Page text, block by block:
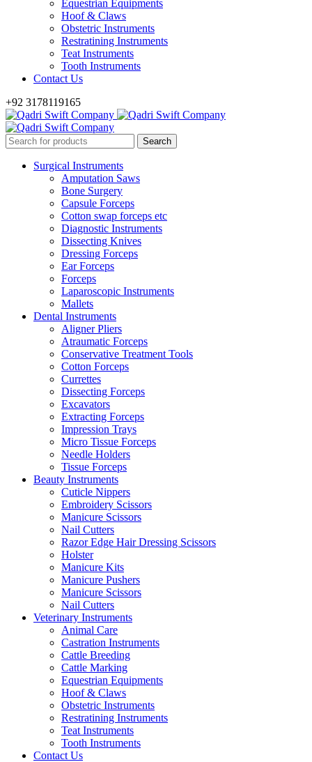
Equestrian Equipments
Hoof & Claws
Obstetric Instruments
Restratining Instruments
Teat Instruments
Tooth Instruments
Contact Us
+92 3178119165
Surgical Instruments
Amputation Saws
Bone Surgery
Capsule Forceps
Cotton swap forceps etc
Diagnostic Instruments
Dissecting Knives
Dressing Forceps
Ear Forceps
Forceps
Laparoscopic Instruments
Mallets
Dental Instruments
Aligner Pliers
Atraumatic Forceps
Conservative Treatment Tools
Cotton Forceps
Currettes
Dissecting Forceps
Excavators
Extracting Forceps
Impression Trays
Micro Tissue Forceps
Needle Holders
Tissue Forceps
Beauty Instruments
Cuticle Nippers
Embroidery Scissors
Manicure Scissors
Nail Cutters
Razor Edge Hair Dressing Scissors
Holster
Manicure Kits
Manicure Pushers
Manicure Scissors
Nail Cutters
Veterinary Instruments
Animal Care
Castration Instruments
Cattle Breeding
Cattle Marking
Equestrian Equipments
Hoof & Claws
Obstetric Instruments
Restratining Instruments
Teat Instruments
Tooth Instruments
Contact Us